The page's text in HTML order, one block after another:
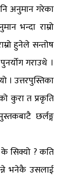
अनुमान गरेका
भन्दा राम्रो
हुनेले सन्तोष
गराउथे ।
। उत्तरपुस्तिका
कुरा त प्रकृति
छर्लङ्ग
के सिक्यो ? कति
भनेकै उसलाई